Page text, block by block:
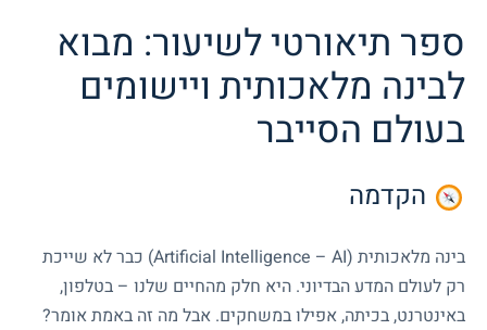
ספר תיאורטי לשיעור: מבוא
לבינה מלאכותית ויישומים
בעולם הסייבר
הקדמה
בינה מלאכותית (Artificial Intelligence – AI) כבר לא שייכת
רק לעולם המדע הבדיוני. היא חלק מהחיים שלנו – בטלפון,
באינטרנט, בכיתה, אפילו במשחקים. אבל מה זה באמת אומר?